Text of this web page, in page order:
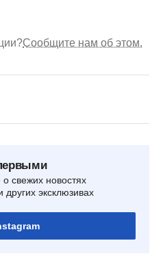
Сообщите нам об этом.
свежих новостях
эксклюзивах